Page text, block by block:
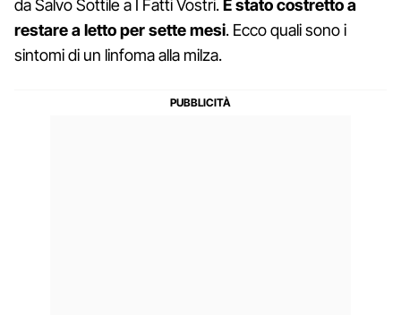
da Salvo Sottile a I Fatti Vostri.È stato costretto a
restare a letto per sette mesi. Ecco quali sono i
sintomi di un linfoma alla milza.